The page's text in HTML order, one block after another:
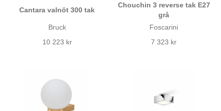
Cantara valnöt 300 tak
Bruck
10 223 kr
Chouchin 3 reverse tak E27
grå
Foscarini
7 323 kr